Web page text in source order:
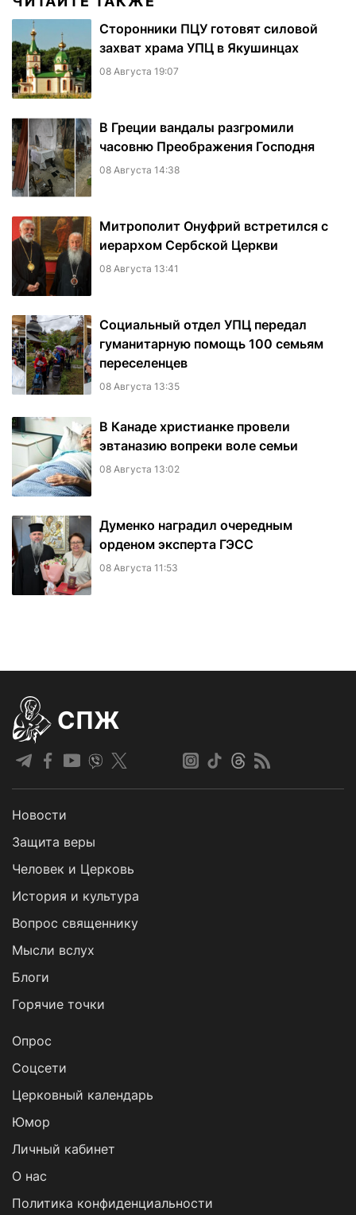
Сторонники ПЦУ готовят силовой
захват храма УПЦ в Якушинцах
08 Августа 19:07
В Греции вандалы разгромили
часовню Преображения Господня
08 Августа 14:38
Митрополит Онуфрий встретился с
иерархом Сербской Церкви
08 Августа 13:41
Социальный отдел УПЦ передал
гуманитарную помощь 100 семьям
переселенцев
08 Августа 13:35
В Канаде христианке провели
эвтаназию вопреки воле семьи
08 Августа 13:02
Думенко наградил очередным
орденом эксперта ГЭСС
08 Августа 11:53
СПЖ
Новости
Защита веры
Человек и Церковь
История и культура
Вопрос священнику
Мысли вслух
Блоги
Горячие точки
Опрос
Cоцсети
Церковный календарь
Юмор
Личный кабинет
О нас
Политика конфиденциальности